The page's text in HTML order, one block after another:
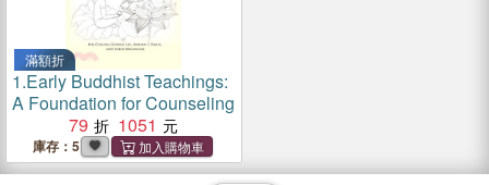
滿額折
1.Early Buddhist Teachings:
A Foundation for Counseling
79
1051
庫存：5